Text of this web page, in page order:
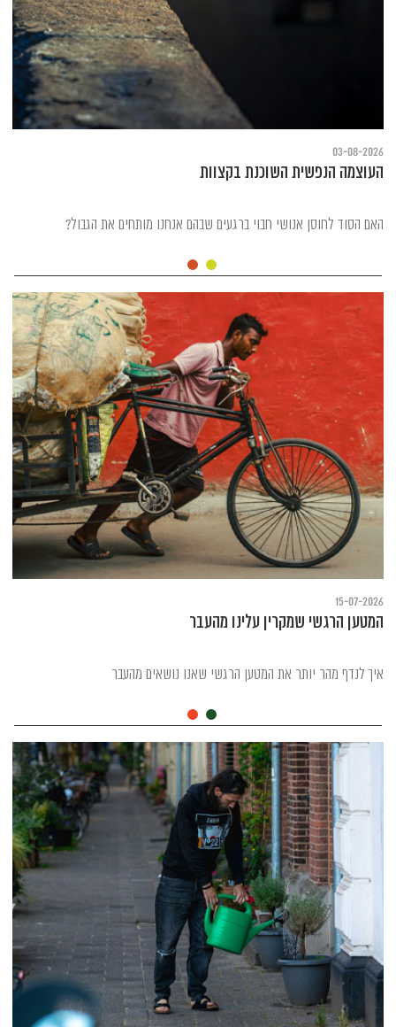
03-08-2026
העוצמה הנפשית השוכנת בקצוות
האם הסוד לחוסן אנושי חבוי ברגעים שבהם אנחנו מותחים את הגבול?
15-07-2026
המטען הרגשי שמקרין עלינו מהעבר
איך לנדף מהר יותר את המטען הרגשי שאנו נושאים מהעבר